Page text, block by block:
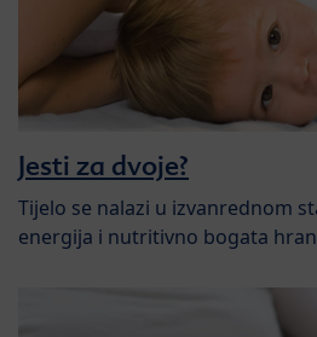
Jesti za dvoje?
Tijelo se nalazi u izvanrednom
energija i nutritivno bogata